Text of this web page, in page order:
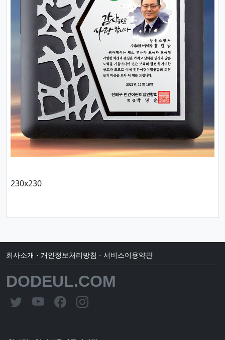
230x230
회사소개 · 개인정보처리방침 · 서비스이용약관
DODEUL.COM